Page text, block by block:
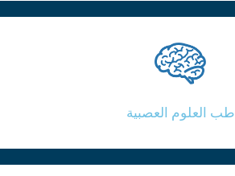
طب العلوم العصبية